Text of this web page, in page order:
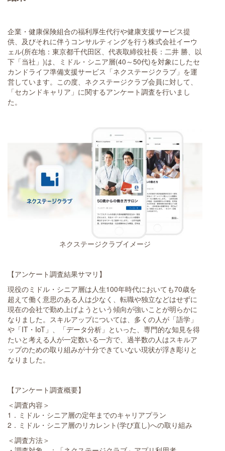
企業・健康保険組合の福利厚生代行や健康支援サービス提
供、及びそれに伴うコンサルティングを行う株式会社イーウ
ェル(所在地：東京都千代田区、代表取締役社長：二井 勝、以
下「当社」)は、ミドル・シニア層(40～50代)を対象にしたセ
カンドライフ準備支援サービス「ネクステージクラブ」を運
営しています。この度、ネクステージクラブ会員に対して、
「セカンドキャリア」に関するアンケート調査を行いまし
た。
ネクステージクラブイメージ
【アンケート調査結果サマリ】
現役のミドル・シニア層は人生100年時代においても70歳を
超えて働く意思のある人は少なく、転職や独立などはせずに
現在の会社で勤め上げようという傾向が強いことが明らかに
なりました。スキルアップについては、多くの人が「語学」
や「IT・IoT」、「データ分析」といった、専門的な知見を得
たいと考える人が一定数いる一方で、過半数の人はスキルア
ップのための取り組みが十分できていない現状が浮き彫りと
なりました。
【アンケート調査概要】
＜調査内容＞
1．ミドル・シニア層の定年までのキャリアプラン
2．ミドル・シニア層のリカレント(学び直し)への取り組み
＜調査方法＞